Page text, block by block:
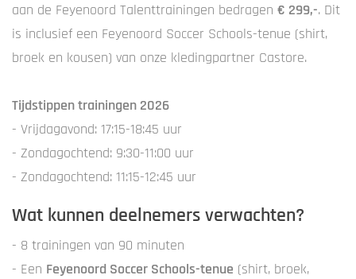
aan de Feyenoord Talenttrainingen bedragen € 299,-. Dit
is inclusief een Feyenoord Soccer Schools-tenue (shirt,
broek en kousen) van onze kledingpartner Castore.
Tijdstippen trainingen 2026
- Vrijdagavond: 17:15-18:45 uur
- Zondagochtend: 9:30-11:00 uur
- Zondagochtend: 11:15-12:45 uur
Wat kunnen deelnemers verwachten?
- 8 trainingen van 90 minuten
- Een Feyenoord Soccer Schools-tenue (shirt, broek,